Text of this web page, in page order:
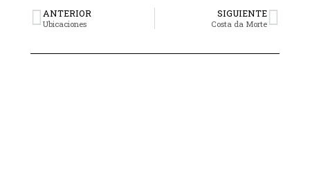
ANTERIOR
Ubicaciones
SIGUIENTE
Costa da Morte